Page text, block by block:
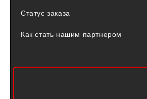
Статус заказа
Как стать нашим партнером